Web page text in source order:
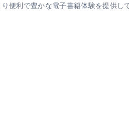
便利で豊かな電子書籍体験を提供し